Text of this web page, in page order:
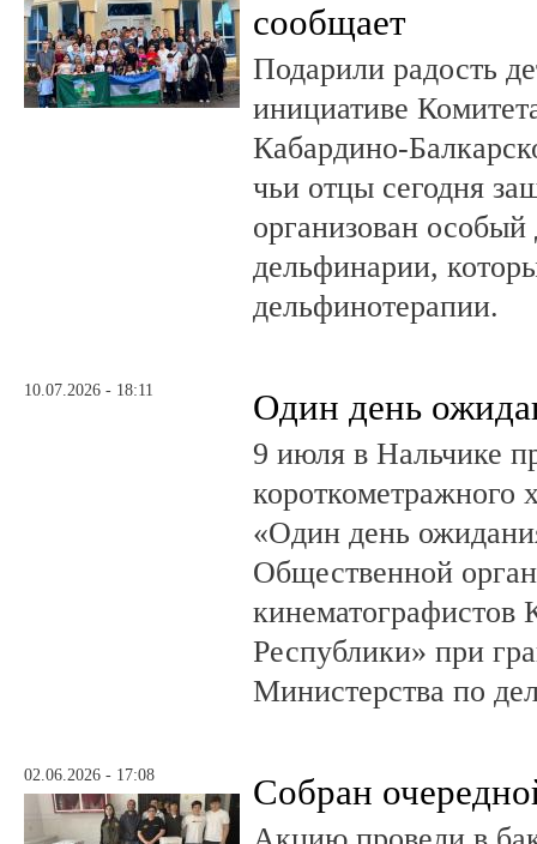
сообщает
Подарили радость
инициативе
Кабардино-
чьи отцы сегодня
организован
дельфинарии,
дельфинотерапии.
10.07.2026 - 18:11 Один день
9 июля в Нальчике
короткометражного
«Один день
Общественной
кинематографистов
Республики» при
Министерства по
02.06.2026 - 17:08 Собран